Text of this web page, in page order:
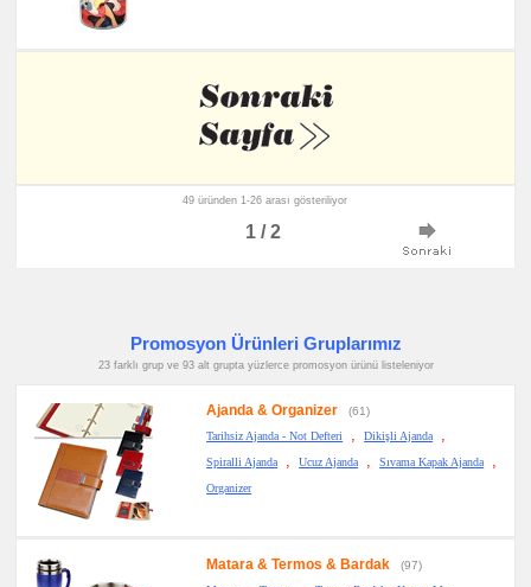
49 üründen 1-26 arası gösteriliyor
1 / 2
Promosyon Ürünleri Gruplarımız
23 farklı grup ve 93 alt grupta yüzlerce promosyon ürünü listeleniyor
Ajanda & Organizer
(61)
Tarihsiz Ajanda - Not Defteri
Dikişli Ajanda
Spiralli Ajanda Ucuz Ajanda Sıvama Kapak Ajanda
Organizer
Matara & Termos & Bardak
(97)